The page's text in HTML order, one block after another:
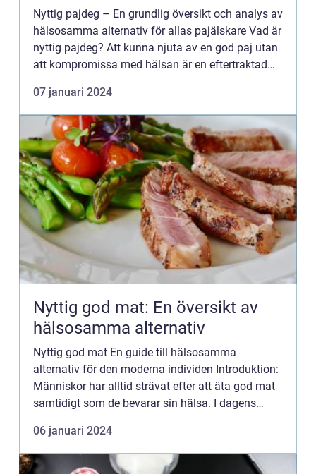
Nyttig pajdeg – En grundlig översikt och analys av
hälsosamma alternativ för allas pajälskare Vad är
nyttig pajdeg? Att kunna njuta av en god paj utan
att kompromissa med hälsan är en eftertraktad
07 januari 2024
Nyttig god mat: En översikt av
hälsosamma alternativ
Nyttig god mat En guide till hälsosamma
alternativ för den moderna individen Introduktion:
Människor har alltid strävat efter att äta god mat
samtidigt som de bevarar sin hälsa. I dagens
mellan njut...
06 januari 2024